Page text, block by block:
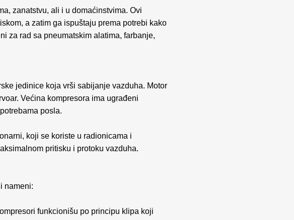
zanatstvu, ali i u domaćinstvima. Ovi
a zatim ga ispuštaju prema potrebi kako
za rad sa pneumatskim alatima, farbanje,
jedinice koja vrši sabijanje vazduha. Motor
Većina kompresora ima ugrađeni
posla.
koji se koriste u radionicama i
pritisku i protoku vazduha.
nameni:
funkcionišu po principu klipa koji